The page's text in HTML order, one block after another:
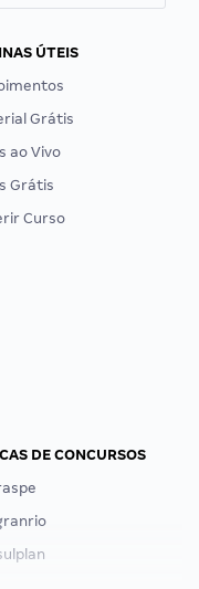
ÚTEIS
Grátis
ao Vivo
Grátis
Curso
DE CONCURSOS